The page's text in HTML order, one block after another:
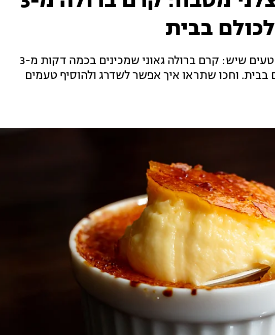
בבית
קבלו פטנט אדיר לקינוח הכי טעים שיש: קרם ברולה גאוני שמכינים בכמה דקות מ-3
בבית. וחכו שתראו איך אפשר לשדרג ולהוסיף טעמים